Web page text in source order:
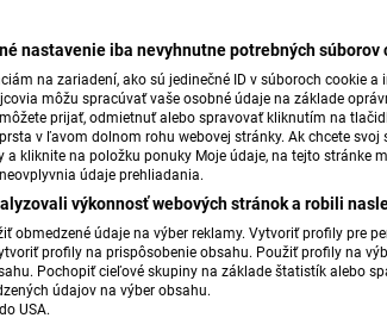
nastavenie iba nevyhnutne potrebných súborov
na zariadení, ako sú jedinečné ID v súboroch cookie a
môžu spracúvať vaše osobné údaje na základe
prijať, odmietnuť alebo spravovať kliknutím na
v ľavom dolnom rohu webovej stránky. Ak chcete svoj
kliknite na položku ponuky Moje údaje, na tejto stránke
údaje prehliadania.
výkonnosť webových stránok a robili
údaje na výber reklamy. Vytvoriť profily pre
profily na prispôsobenie obsahu. Použiť profily na
Pochopiť cieľové skupiny na základe štatistík alebo
údajov na výber obsahu.
USA.
4. 2. 2023 | 09:39
Krušina jelšová
až 8 metrov